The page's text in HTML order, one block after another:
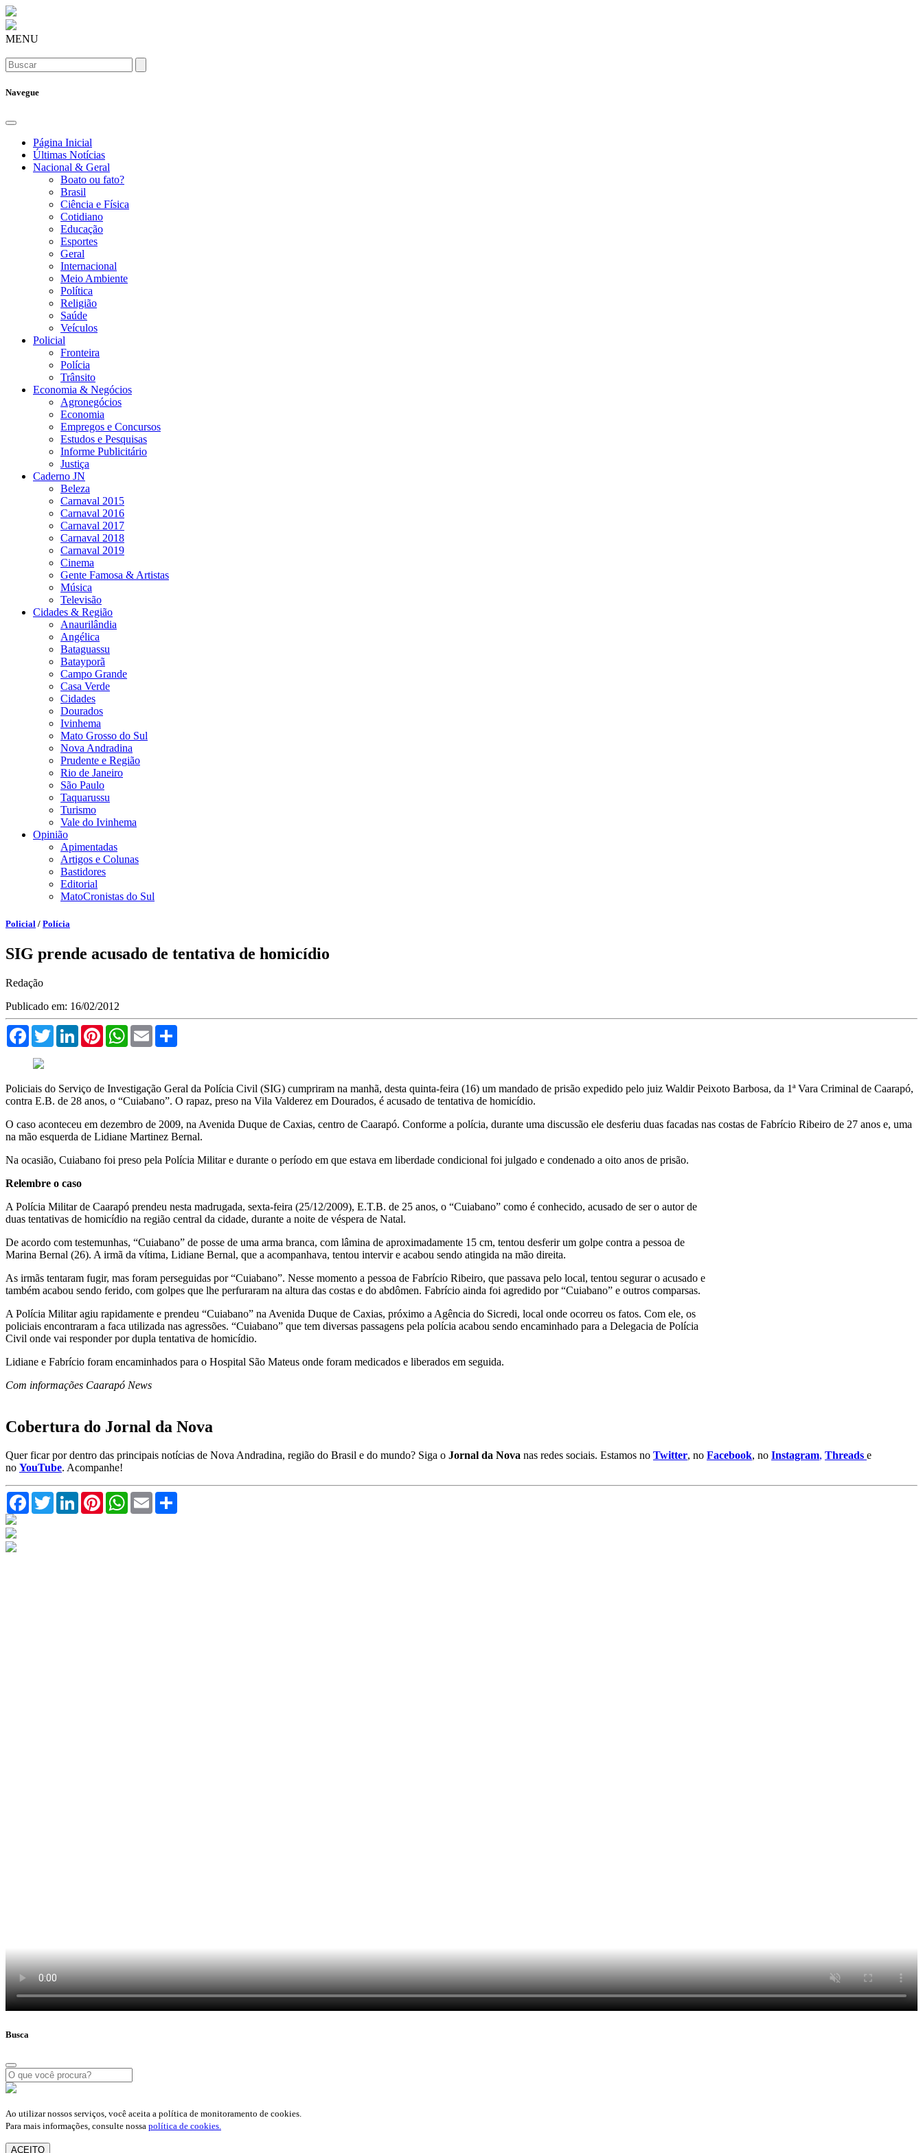
MENU
Navegue
Página Inicial
Últimas Notícias
Nacional & Geral
Boato ou fato?
Brasil
Ciência e Física
Cotidiano
Educação
Esportes
Geral
Internacional
Meio Ambiente
Política
Religião
Saúde
Veículos
Policial
Fronteira
Polícia
Trânsito
Economia & Negócios
Agronegócios
Economia
Empregos e Concursos
Estudos e Pesquisas
Informe Publicitário
Justiça
Caderno JN
Beleza
Carnaval 2015
Carnaval 2016
Carnaval 2017
Carnaval 2018
Carnaval 2019
Cinema
Gente Famosa & Artistas
Música
Televisão
Cidades & Região
Anaurilândia
Angélica
Bataguassu
Batayporã
Campo Grande
Casa Verde
Cidades
Dourados
Ivinhema
Mato Grosso do Sul
Nova Andradina
Prudente e Região
Rio de Janeiro
São Paulo
Taquarussu
Turismo
Vale do Ivinhema
Opinião
Apimentadas
Artigos e Colunas
Bastidores
Editorial
MatoCronistas do Sul
Policial / Polícia
SIG prende acusado de tentativa de homicídio
Redação
Publicado em: 16/02/2012
FacebookTwitterLinkedInPinterestWhatsApp
Email
Policiais do Serviço de Investigação Geral da Polícia Civil (SIG) cumpriram na manhã, desta quinta-feira (16) um mandado de prisão expedido pelo juiz Waldir Peixoto Barbosa, da 1ª Vara Criminal de Caarapó,
contra E.B. de 28 anos, o “Cuiabano”. O rapaz, preso na Vila Valderez em Dourados, é acusado de tentativa de homicídio.
O caso aconteceu em dezembro de 2009, na Avenida Duque de Caxias, centro de Caarapó. Conforme a polícia, durante uma discussão ele desferiu duas facadas nas costas de Fabrício Ribeiro de 27 anos e, uma
na mão esquerda de Lidiane Martinez Bernal.
Na ocasião, Cuiabano foi preso pela Polícia Militar e durante o período em que estava em liberdade condicional foi julgado e condenado a oito anos de prisão.
Relembre o caso
A Polícia Militar de Caarapó prendeu nesta madrugada, sexta-feira (25/12/2009), E.T.B. de 25 anos, o “Cuiabano” como é conhecido, acusado de ser o autor de
duas tentativas de homicídio na região central da cidade, durante a noite de véspera de Natal.
De acordo com testemunhas, “Cuiabano” de posse de uma arma branca, com lâmina de aproximadamente 15 cm, tentou desferir um golpe contra a pessoa de
Marina Bernal (26). A irmã da vítima, Lidiane Bernal, que a acompanhava, tentou intervir e acabou sendo atingida na mão direita.
As irmãs tentaram fugir, mas foram perseguidas por “Cuiabano”. Nesse momento a pessoa de Fabrício Ribeiro, que passava pelo local, tentou segurar o acusado e
também acabou sendo ferido, com golpes que lhe perfuraram na altura das costas e do abdômen. Fabrício ainda foi agredido por “Cuiabano” e outros comparsas.
A Polícia Militar agiu rapidamente e prendeu “Cuiabano” na Avenida Duque de Caxias, próximo a Agência do Sicredi, local onde ocorreu os fatos. Com ele, os
policiais encontraram a faca utilizada nas agressões. “Cuiabano” que tem diversas passagens pela polícia acabou sendo encaminhado para a Delegacia de Polícia
Civil onde vai responder por dupla tentativa de homicídio.
Lidiane e Fabrício foram encaminhados para o Hospital São Mateus onde foram medicados e liberados em seguida.
Com informações Caarapó News
Cobertura do Jornal da Nova
Quer ficar por dentro das principais notícias de Nova Andradina, região do Brasil e do mundo? Siga o Jornal da Nova nas redes sociais. Estamos no Twitter, no Facebook, no Instagram, Threads e
no YouTube. Acompanhe!
FacebookTwitterLinkedInPinterestWhatsApp
Email
Busca
Ao utilizar nossos serviços, você aceita a política de monitoramento de cookies.
Para mais informações, consulte nossa política de cookies.
ACEITO